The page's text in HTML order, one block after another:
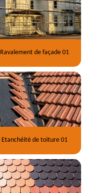
Ravalement de façade 01
Etanchéité de toiture 01